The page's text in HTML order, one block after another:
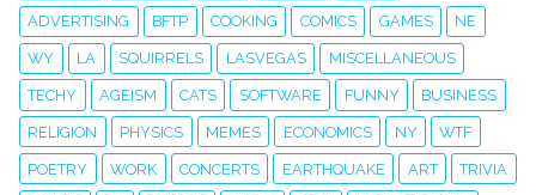
ADVERTISING BFTP COOKING COMICS GAMES NE
WY LA SQUIRRELS LASVEGAS MISCELLANEOUS
TECHY AGEISM CATS SOFTWARE FUNNY BUSINESS
RELIGION PHYSICS MEMES ECONOMICS NY WTF
POETRY WORK CONCERTS EARTHQUAKE ART TRIVIA